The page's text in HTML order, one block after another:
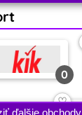
0
0
0
♡
ďalšie obchody